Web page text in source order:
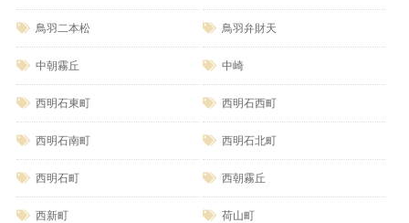
鳥羽二本松 鳥羽弁財天
中朝霧丘 中崎
西明石東町 西明石西町
西明石南町 西明石北町
西明石町 西朝霧丘
西新町 荷山町